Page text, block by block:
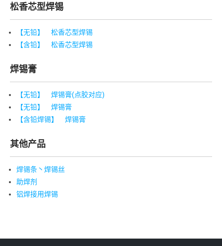
松香芯型焊锡
【无铅】 松香芯型焊锡
【含铅】 松香芯型焊锡
焊锡膏
【无铅】 焊锡膏(点胶对应)
【无铅】 焊锡膏
【含铅焊锡】 焊锡膏
其他产品
焊锡条丶焊锡丝
助焊剂
铝焊接用焊锡